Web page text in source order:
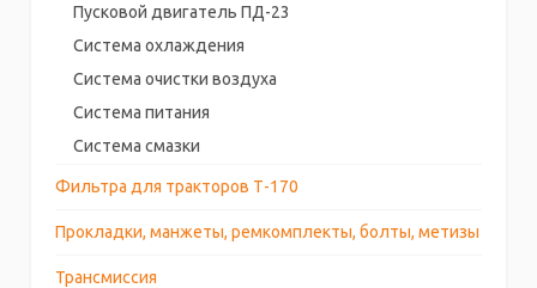
Пусковой двигатель ПД-23
Система охлаждения
Система очистки воздуха
Система питания
Система смазки
Фильтра для тракторов Т-170
Прокладки, манжеты, ремкомплекты, болты, метизы
Трансмиссия